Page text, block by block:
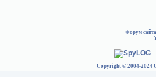
Форум
Copyright © 2004-2024